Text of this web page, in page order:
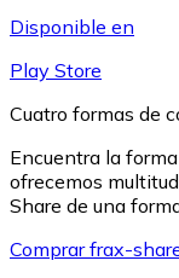
Disponible en
Play Store
Cuatro formas de
Encuentra la
ofrecemos
Share de una
Comprar frax-